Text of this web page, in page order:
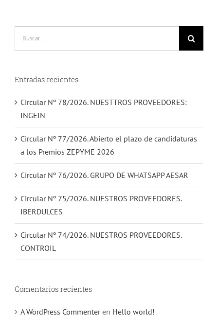
Entradas recientes
Circular Nº 78/2026. NUESTTROS PROVEEDORES:
INGEIN
Circular Nº 77/2026. Abierto el plazo de candidaturas
a los Premios ZEPYME 2026
Circular Nº 76/2026. GRUPO DE WHATSAPP AESAR
Circular Nº 75/2026. NUESTROS PROVEEDORES.
IBERDULCES
Circular Nº 74/2026. NUESTROS PROVEEDORES.
CONTROIL
Comentarios recientes
A WordPress Commenteren Hello world!